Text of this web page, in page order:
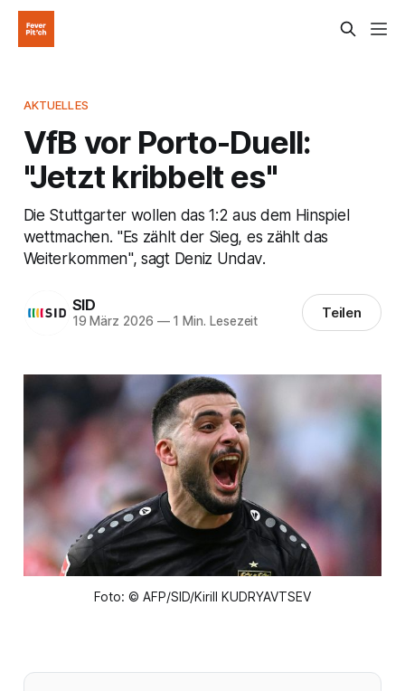
AKTUELLES
VfB vor Porto-Duell:
"Jetzt kribbelt es"
Die Stuttgarter wollen das 1:2 aus dem Hinspiel
wettmachen. "Es zählt der Sieg, es zählt das
Weiterkommen", sagt Deniz Undav.
SID
19 März 2026 —1 Min. Lesezeit Teilen
Foto: © AFP/SID/Kirill KUDRYAVTSEV